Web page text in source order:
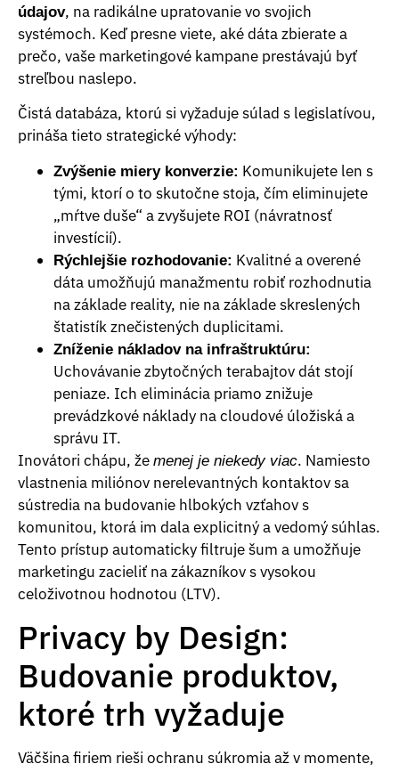
údajov, na radikálne upratovanie vo svojich
systémoch. Keď presne viete, aké dáta zbierate a
prečo, vaše marketingové kampane prestávajú byť
streľbou naslepo.
Čistá databáza, ktorú si vyžaduje súlad s legislatívou,
prináša tieto strategické výhody:
Zvýšenie miery konverzie: Komunikujete len s
tými, ktorí o to skutočne stoja, čím eliminujete
„mŕtve duše“ a zvyšujete ROI (návratnosť
investícií).
Rýchlejšie rozhodovanie: Kvalitné a overené
dáta umožňujú manažmentu robiť rozhodnutia
na základe reality, nie na základe skreslených
štatistík znečistených duplicitami.
Zníženie nákladov na infraštruktúru:
Uchovávanie zbytočných terabajtov dát stojí
peniaze. Ich eliminácia priamo znižuje
prevádzkové náklady na cloudové úložiská a
správu IT.
Inovátori chápu, že menej je niekedy viac. Namiesto
vlastnenia miliónov nerelevantných kontaktov sa
sústredia na budovanie hlbokých vzťahov s
komunitou, ktorá im dala explicitný a vedomý súhlas.
Tento prístup automaticky filtruje šum a umožňuje
marketingu zacieliť na zákazníkov s vysokou
celoživotnou hodnotou (LTV).
Privacy by Design:
Budovanie produktov,
ktoré trh vyžaduje
Väčšina firiem rieši ochranu súkromia až v momente,